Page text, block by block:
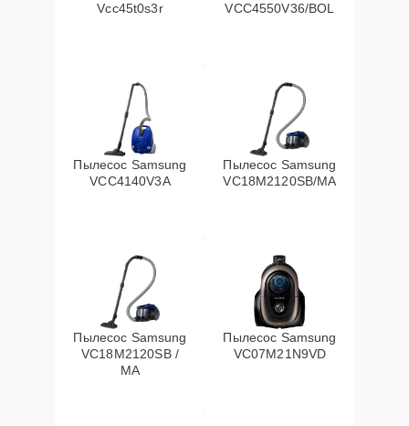
Vcc45t0s3r
VCC4550V36/BOL
Пылесос Samsung
VCC4140V3A
Пылесос Samsung
VC18M2120SB/MA
Пылесос Samsung
VC18M2120SB /
MA
Пылесос Samsung
VC07M21N9VD